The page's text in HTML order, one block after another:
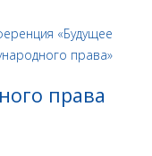
права